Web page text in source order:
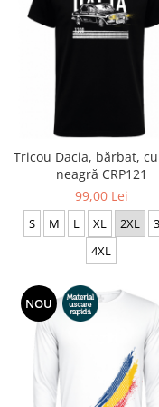
Tricou Dacia, bărbat,
neagră CRP121
99,00 Lei
S M L XL 2XL
4XL
NOU